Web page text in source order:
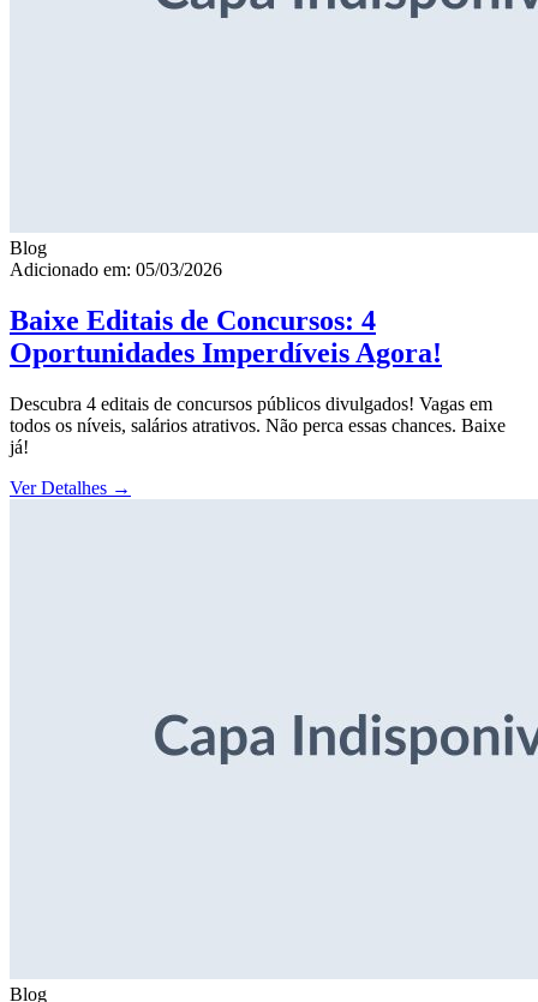
Blog
Adicionado em: 05/03/2026
Baixe Editais de Concursos: 4
Oportunidades Imperdíveis Agora!
Descubra 4 editais de concursos públicos divulgados! Vagas em
todos os níveis, salários atrativos. Não perca essas chances. Baixe
já!
Ver Detalhes →
Blog